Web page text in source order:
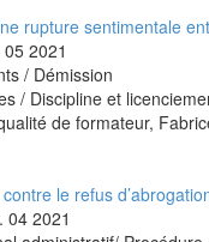
rupture sentimentale
05 2021
/ Démission
/ Discipline et
de formateur,
le refus
04 2021